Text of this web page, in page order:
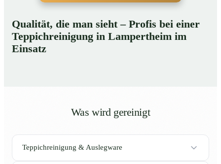
Qualität, die man sieht – Profis bei einer
Teppichreinigung in Lampertheim im
Einsatz
Was wird gereinigt
Teppichreinigung & Auslegware